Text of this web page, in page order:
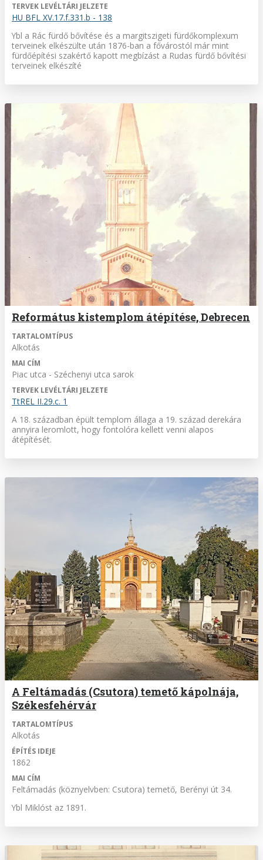
TERVEK LEVÉLTÁRI JELZETE
HU BFL XV.17.f.331.b - 138
Ybl a Rác fürdő bővítése és a margitszigeti fürdőkomplexum
terveinek elkészülte után 1876-ban a fővárostól már mint
fürdőépítési szakértő kapott megbízást a Rudas fürdő bővítési
terveinek elkészíté
Református kistemplom átépítése, Debrecen
TARTALOMTÍPUS
Alkotás
MAI CÍM
Piac utca - Széchenyi utca sarok
TERVEK LEVÉLTÁRI JELZETE
TtREL II.29.c. 1
A 18. században épült templom állaga a 19. század derekára
annyira leromlott, hogy fontolóra kellett venni alapos
átépítését.
A Feltámadás (Csutora) temető kápolnája,
Székesfehérvár
TARTALOMTÍPUS
Alkotás
ÉPÍTÉS IDEJE
1862
MAI CÍM
Feltámadás (köznyelvben: Csutora) temető, Berényi út 34.
Ybl Miklóst az 1891.